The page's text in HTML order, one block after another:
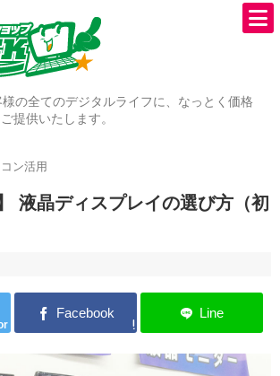
様の全てのデジタルライフに、なっとく価格
提供いたします。
ン活用
液晶ディスプレイの選び方（初